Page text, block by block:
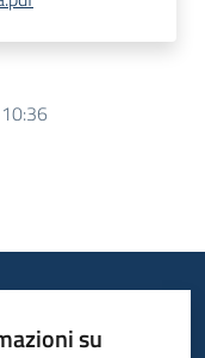
su